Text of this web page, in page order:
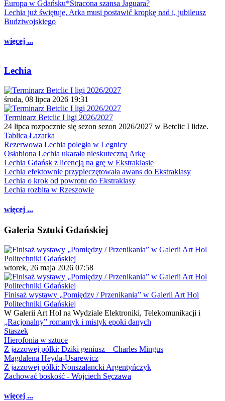
Europa w Gdańsku*Stracona szansa Jaguara?
Lechia już świętuje, Arka musi postawić kropkę nad i, jubileusz
Budziwojskiego
więcej ...
Lechia
środa, 08 lipca 2026 19:31
Terminarz Betclic I ligi 2026/2027
24 lipca rozpocznie się sezon sezon 2026/2027 w Betclic I lidze.
Tablica Łazarka
Rezerwowa Lechia poległa w Legnicy
Osłabiona Lechia ukarała nieskuteczną Arkę
Lechia Gdańsk z licencją na grę w Ekstraklasie
Lechia efektownie przypieczętowała awans do Ekstraklasy
Lechia o krok od powrotu do Ekstraklasy
Lechia rozbita w Rzeszowie
więcej ...
Galeria Sztuki Gdańskiej
wtorek, 26 maja 2026 07:58
Finisaż wystawy „Pomiędzy / Przenikania” w Galerii Art Hol
Politechniki Gdańskiej
W Galerii Art Hol na Wydziale Elektroniki, Telekomunikacji i
„Racjonalny” romantyk i mistyk epoki danych
Staszek
Hierofonia w sztuce
Z jazzowej półki: Dziki geniusz – Charles Mingus
Magdalena Heyda-Usarewicz
Z jazzowej półki: Nonszalancki Argentyńczyk
Zachować boskość - Wojciech Sęczawa
więcej ...